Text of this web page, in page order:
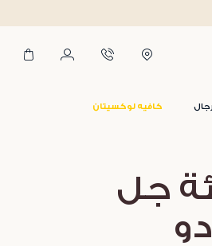
كافيه لوكسيتان
جل